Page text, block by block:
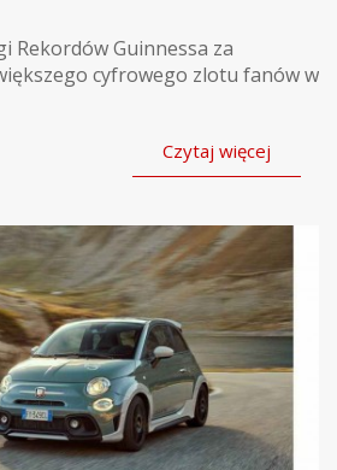
Rekordów Guinnessa za
cyfrowego zlotu fanów w
Czytaj więcej